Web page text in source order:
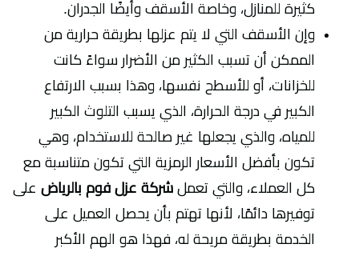
كثيرة للمنازل، وخاصة الأسقف وأيضًا الجدران.
وإن الأسقف التي لا يتم عزلها بطريقة حرارية من
الممكن أن تسبب الكثير من الأضرار سواءً كانت
للخزانات، أو للأسطح نفسها، وهذا بسبب الارتفاع
الكبير في درجة الحرارة، الذي يسبب التلوث الكبير
للمياه، والذي يجعلها غير صالحة للاستخدام، وهي
تكون بأفضل الأسعار الرمزية التي تكون متناسبة مع
كل العملاء، والتي تعمل شركة عزل فوم بالرياض على
توفيرها دائمًا، لأنها تهتم بأن يحصل العميل على
الخدمة بطريقة مريحة له، فهذا هو الهم الأكبر